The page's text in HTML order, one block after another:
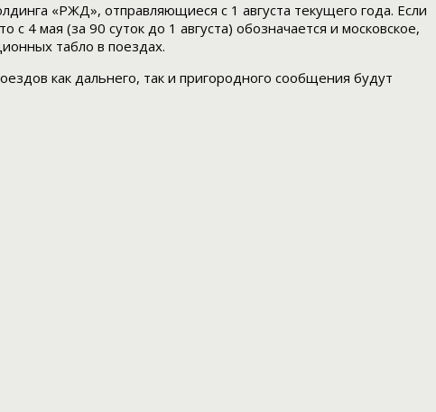
«РЖД», отправляющиеся с 1 августа текущего года. Если
4 мая (за 90 суток до 1 августа) обозначается и московское,
табло в поездах.
как дальнего, так и пригородного сообщения будут